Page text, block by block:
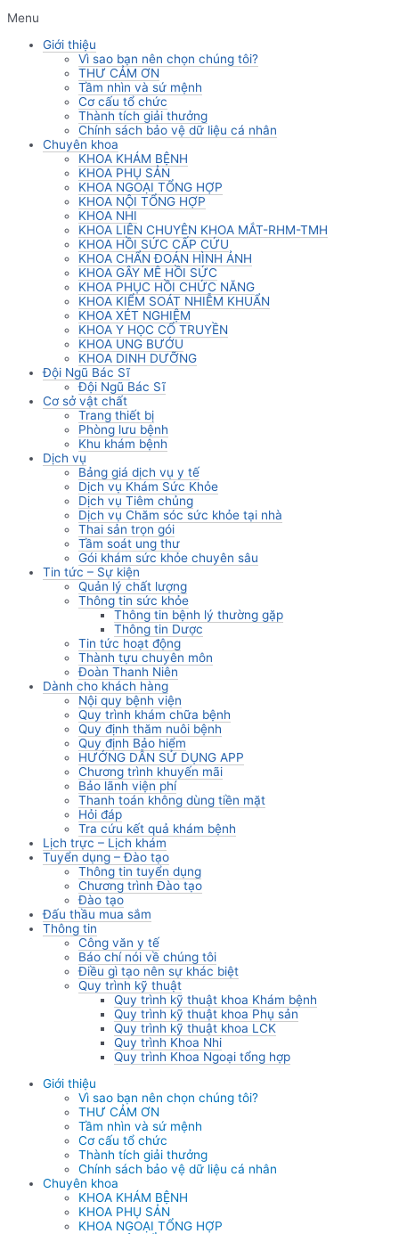
Menu
Giới thiệu
Vì sao bạn nên chọn chúng tôi?
THƯ CẢM ƠN
Tầm nhìn và sứ mệnh
Cơ cấu tổ chức
Thành tích giải thưởng
Chính sách bảo vệ dữ liệu cá nhân
Chuyên khoa
KHOA KHÁM BỆNH
KHOA PHỤ SẢN
KHOA NGOẠI TỔNG HỢP
KHOA NỘI TỔNG HỢP
KHOA NHI
KHOA LIÊN CHUYÊN KHOA MẮT-RHM-TMH
KHOA HỒI SỨC CẤP CỨU
KHOA CHẨN ĐOÁN HÌNH ẢNH
KHOA GÂY MÊ HỒI SỨC
KHOA PHỤC HỒI CHỨC NĂNG
KHOA KIỂM SOÁT NHIỄM KHUẨN
KHOA XÉT NGHIỆM
KHOA Y HỌC CỔ TRUYỀN
KHOA UNG BƯỚU
KHOA DINH DƯỠNG
Đội Ngũ Bác Sĩ
Đội Ngũ Bác Sĩ
Cơ sở vật chất
Trang thiết bị
Phòng lưu bệnh
Khu khám bệnh
Dịch vụ
Bảng giá dịch vụ y tế
Dịch vụ Khám Sức Khỏe
Dịch vụ Tiêm chủng
Dịch vụ Chăm sóc sức khỏe tại nhà
Thai sản trọn gói
Tầm soát ung thư
Gói khám sức khỏe chuyên sâu
Tin tức – Sự kiện
Quản lý chất lượng
Thông tin sức khỏe
Thông tin bệnh lý thường gặp
Thông tin Dược
Tin tức hoạt động
Thành tựu chuyên môn
Đoàn Thanh Niên
Dành cho khách hàng
Nội quy bệnh viện
Quy trình khám chữa bệnh
Quy định thăm nuôi bệnh
Quy định Bảo hiểm
HƯỚNG DẪN SỬ DỤNG APP
Chương trình khuyến mãi
Bảo lãnh viện phí
Thanh toán không dùng tiền mặt
Hỏi đáp
Tra cứu kết quả khám bệnh
Lịch trực – Lịch khám
Tuyển dụng – Đào tạo
Thông tin tuyển dụng
Chương trình Đào tạo
Đào tạo
Đấu thầu mua sắm
Thông tin
Công văn y tế
Báo chí nói về chúng tôi
Điều gì tạo nên sự khác biệt
Quy trình kỹ thuật
Quy trình kỹ thuật khoa Khám bệnh
Quy trình kỹ thuật khoa Phụ sản
Quy trình kỹ thuật khoa LCK
Quy trình Khoa Nhi
Quy trình Khoa Ngoại tổng hợp
Giới thiệu
Vì sao bạn nên chọn chúng tôi?
THƯ CẢM ƠN
Tầm nhìn và sứ mệnh
Cơ cấu tổ chức
Thành tích giải thưởng
Chính sách bảo vệ dữ liệu cá nhân
Chuyên khoa
KHOA KHÁM BỆNH
KHOA PHỤ SẢN
KHOA NGOẠI TỔNG HỢP